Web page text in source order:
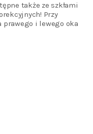
także ze szkłami
Przy
prawego i lewego oka